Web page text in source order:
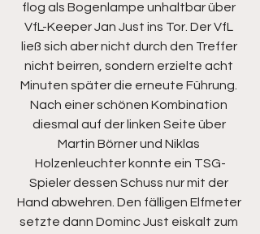
flog als Bogenlampe unhaltbar über
VfL-Keeper Jan Just ins Tor. Der VfL
ließ sich aber nicht durch den Treffer
nicht beirren, sondern erzielte acht
Minuten später die erneute Führung.
Nach einer schönen Kombination
diesmal auf der linken Seite über
Martin Börner und Niklas
Holzenleuchter konnte ein TSG-
Spieler dessen Schuss nur mit der
Hand abwehren. Den fälligen Elfmeter
setzte dann Dominc Just eiskalt zum